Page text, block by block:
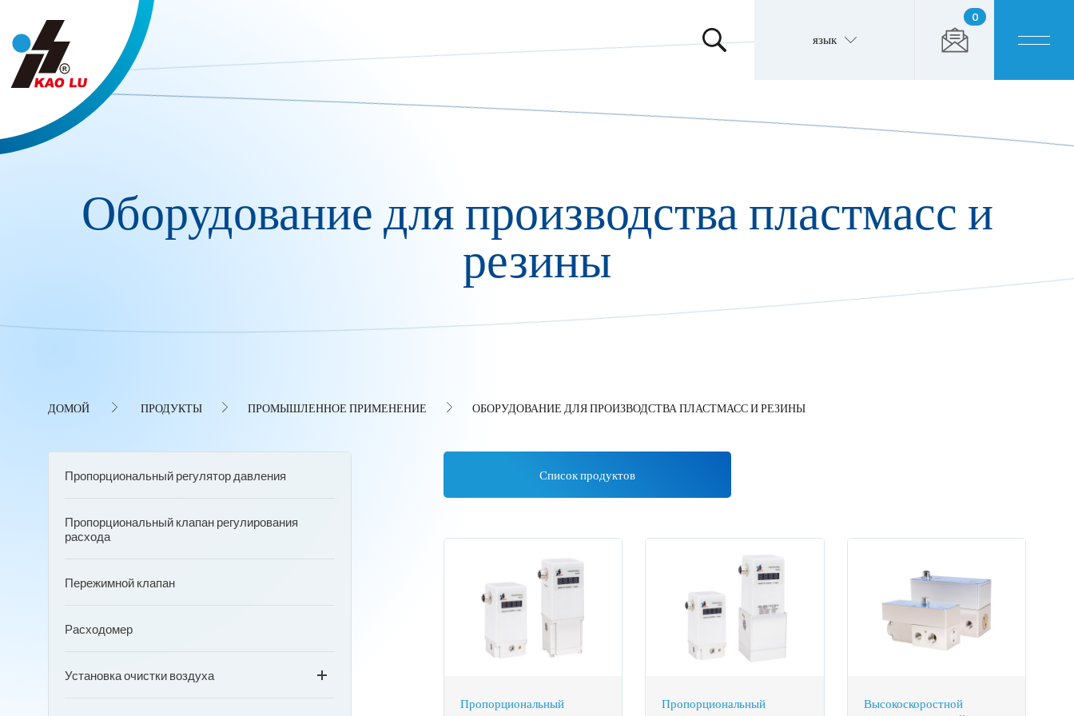
язык
0
Оборудование для производства пластмасс и
резины
ДОМОЙ ПРОДУКТЫ ПРОМЫШЛЕННОЕ ПРИМЕНЕНИЕ ОБОРУДОВАНИЕ ДЛЯ ПРОИЗВОДСТВА ПЛАСТМАСС И РЕЗИНЫ
Пропорциональный регулятор давления
Пропорциональный клапан регулирования
расхода
Пережимной клапан
Расходомер
Установка очистки воздуха
Список продуктов
Пропорциональный
Пропорциональный
Высокоскоростной
Панель управления cookies